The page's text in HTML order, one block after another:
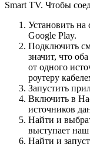
Smart TV. Чтобы
Установить
Google Play.
Подключить
значит, что
от одного
роутеру
Запустить
Включить в
источников
Найти и
выступает
Найти и